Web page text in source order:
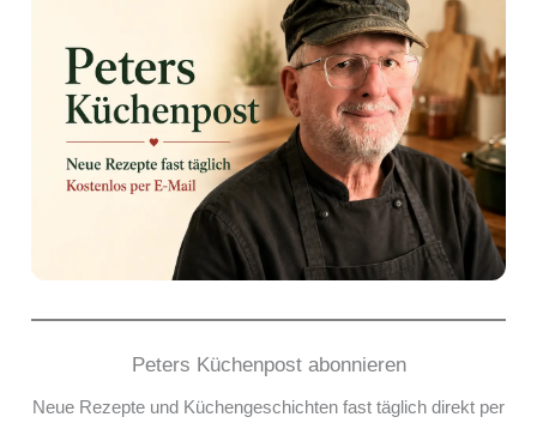
Peters Küchenpost abonnieren
Neue Rezepte und Küchengeschichten fast täglich direkt per